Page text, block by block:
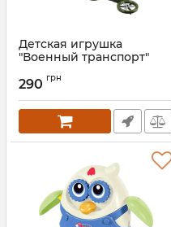
Детская игрушка
"Военный транспорт"
квадрокоптером
Артикул: 7792TXK
290 грн